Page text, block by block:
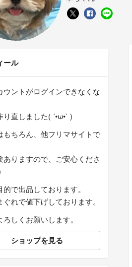
ール
ウントがログインできなくな
り直しました( ´•ω•` )
もちろん、他フリマサイトで
ありますので、ご安心くださ
で出品しております。
ぐれで値下げしております。
ろしくお願いします。
ショップを見る